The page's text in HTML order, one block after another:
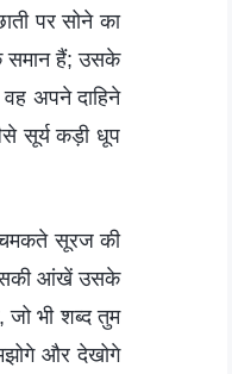
पर सोने का
समान हैं; उसके
अपने दाहिने
सूर्य कड़ी धूप
सूरज की
आंखें उसके
जो भी शब्द तुम
और देखोगे